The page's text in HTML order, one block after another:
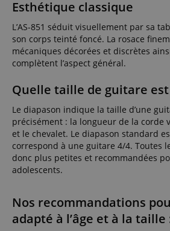
Esthétique classique
L’AS-851 séduit visuellement par sa
son corps teinté foncé. La rosace
mécaniques décorées et discrètes
complètent l’aspect général.
Quelle taille de guitare
Le diapason indique la taille d’une
précisément : la longueur de la corde
et le chevalet. Le diapason standard
correspond à une guitare 4/4. Toutes
donc plus petites et recommandées
adolescents.
Nos recommandations
adapté à l’âge et à la taille